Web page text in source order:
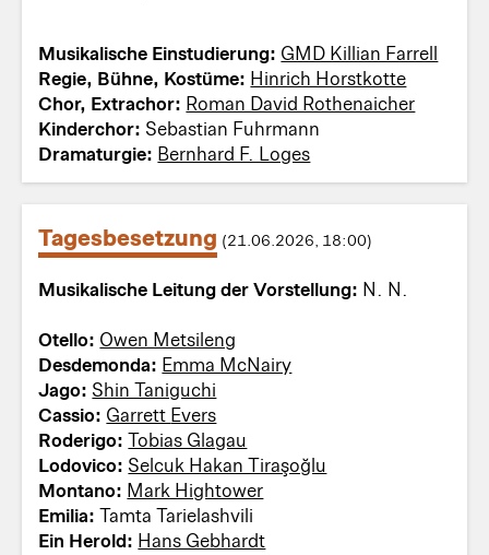
Musikalische Einstudierung: GMD Killian Farrell
Regie, Bühne, Kostüme: Hinrich Horstkotte
Chor, Extrachor: Roman David Rothenaicher
Kinderchor: Sebastian Fuhrmann
Dramaturgie: Bernhard F. Loges
Tagesbesetzung (21.06.2026, 18:00)
Musikalische Leitung der Vorstellung: N. N.
Otello: Owen Metsileng
Desdemonda: Emma McNairy
Jago: Shin Taniguchi
Cassio:
Garrett Evers
Roderigo:Tobias Glagau
Lodovico: Selcuk Hakan Tiraşoğlu
Montano: Mark Hightower
Emilia:Tamta Tarielashvili
Ein Herold: Hans Gebhardt